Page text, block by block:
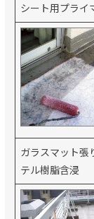
シート用プライ
ガラスマット張
テル樹脂含浸